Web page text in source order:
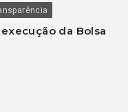
da Bolsa